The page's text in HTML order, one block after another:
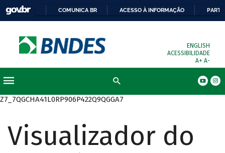
COMUNICA BR ACESSO À INFORMAÇÃO
ENGLISH
ACESSIBILIDADE
A+ A-
Z7_7QGCHA41L0RP906P422Q9QGGA7
Visualizador do